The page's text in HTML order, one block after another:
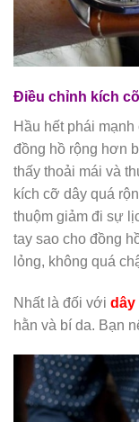
Điều chỉnh kích
Hầu hết phái
đồng hồ rộng hơn
thấy thoải mái và
kích cỡ dây quá
thuộm giảm đi sự
tay sao cho đồng
lỏng, không quá
Nhất là đối với dây
hằn và bí da. Bạn